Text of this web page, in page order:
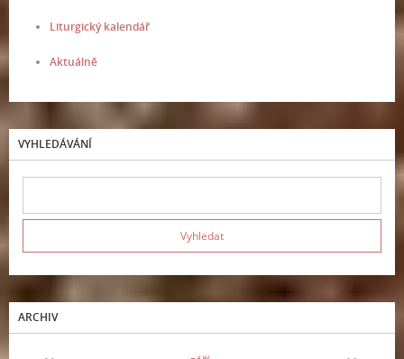
Liturgický kalendář
Aktuálně
VYHLEDÁVÁNÍ
ARCHIV